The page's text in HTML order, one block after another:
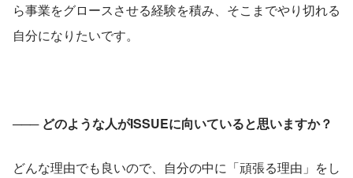
ら事業をグロースさせる経験を積み、そこまでやり切れる
自分になりたいです。
─── どのような人がISSUEに向いていると思いますか？
どんな理由でも良いので、自分の中に「頑張る理由」をし